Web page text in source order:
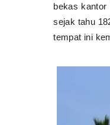
bekas kantor
sejak tahu
tempat ini